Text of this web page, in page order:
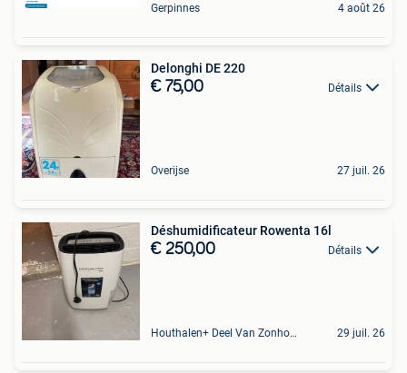
Gerpinnes 4 août 26
Delonghi DE 220
€ 75,00 Détails
Overijse 27 juil. 26
Déshumidificateur Rowenta 16l
€ 250,00 Détails
Houthalen+ Deel Van Zonhoven En Zolder 29 juil. 26